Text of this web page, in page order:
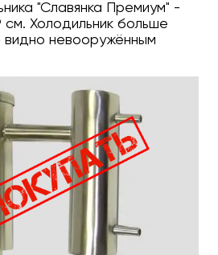
"Славянка Премиум" -
Холодильник больше
видно невооружённым